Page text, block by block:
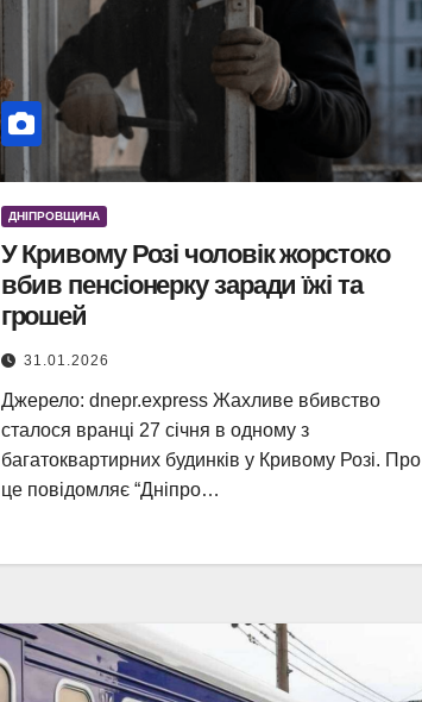
ДНІПРОВЩИНА
У Кривому Розі чоловік жорстоко
вбив пенсіонерку заради їжі та
грошей
31.01.2026
Джерело: dnepr.express Жахливе вбивство
сталося вранці 27 січня в одному з
багатоквартирних будинків у Кривому Розі. Про
це повідомляє “Дніпро…